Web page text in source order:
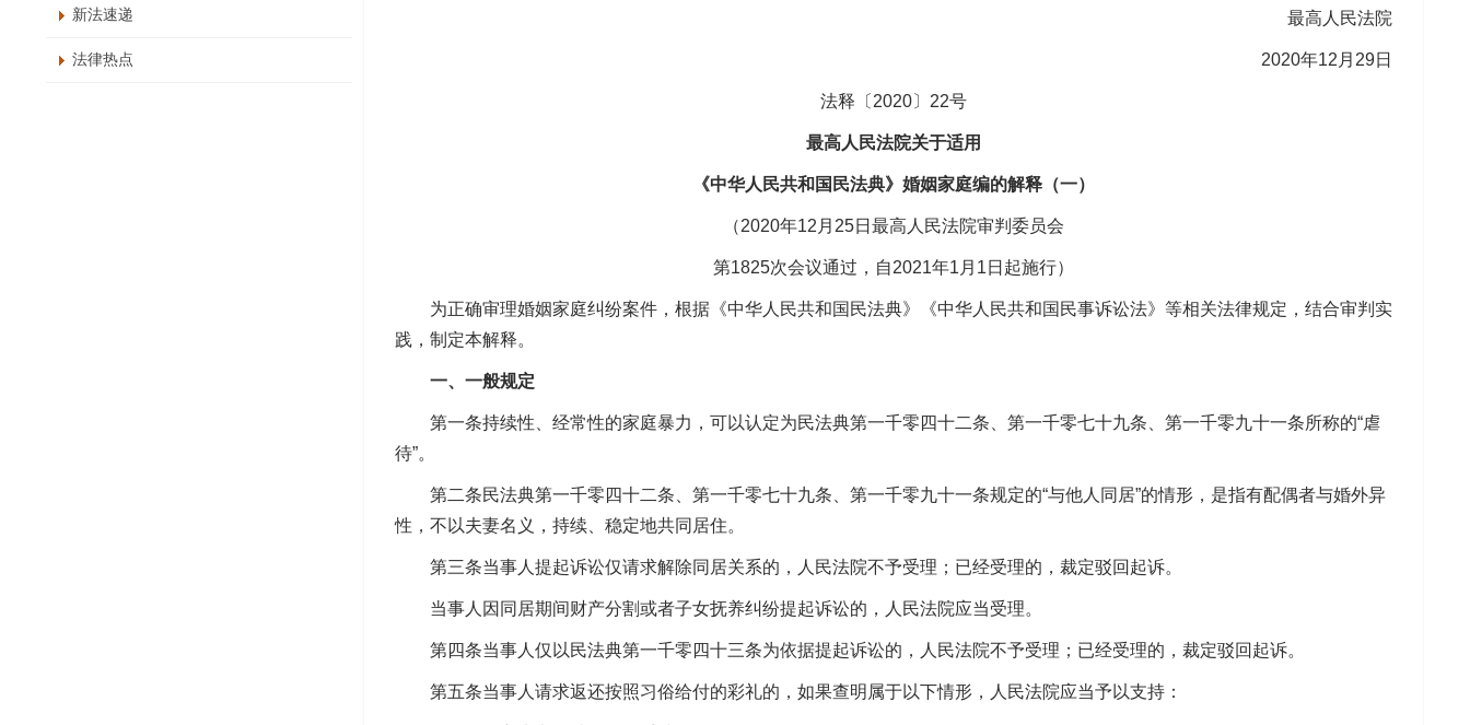
新法速递
法律热点
最高人民法院
2020年12月29日
法释〔2020〕22号
最高人民法院关于适用
《中华人民共和国民法典》婚姻家庭编的解释（一）
（2020年12月25日最高人民法院审判委员会
第1825次会议通过，自2021年1月1日起施行）
为正确审理婚姻家庭纠纷案件，根据《中华人民共和国民法典》《中华人民共和国民事诉讼法》等相关法律规定，结合审判实
践，制定本解释。
一、一般规定
第一条持续性、经常性的家庭暴力，可以认定为民法典第一千零四十二条、第一千零七十九条、第一千零九十一条所称的“虐
待”。
第二条民法典第一千零四十二条、第一千零七十九条、第一千零九十一条规定的“与他人同居”的情形，是指有配偶者与婚外异
性，不以夫妻名义，持续、稳定地共同居住。
第三条当事人提起诉讼仅请求解除同居关系的，人民法院不予受理；已经受理的，裁定驳回起诉。
当事人因同居期间财产分割或者子女抚养纠纷提起诉讼的，人民法院应当受理。
第四条当事人仅以民法典第一千零四十三条为依据提起诉讼的，人民法院不予受理；已经受理的，裁定驳回起诉。
第五条当事人请求返还按照习俗给付的彩礼的，如果查明属于以下情形，人民法院应当予以支持：